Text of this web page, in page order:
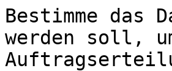
Bestimme das
werden soll,